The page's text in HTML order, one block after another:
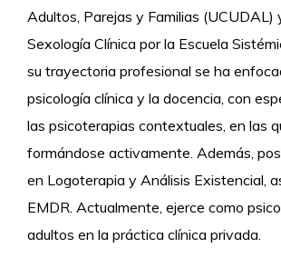
Adultos, Parejas y Familias (UCUDAL)
Sexología Clínica por la Escuela
su trayectoria profesional se ha
psicología clínica y la docencia, con
las psicoterapias contextuales, en las
formándose activamente. Además,
en Logoterapia y Análisis Existencial,
EMDR. Actualmente, ejerce como
adultos en la práctica clínica privada.